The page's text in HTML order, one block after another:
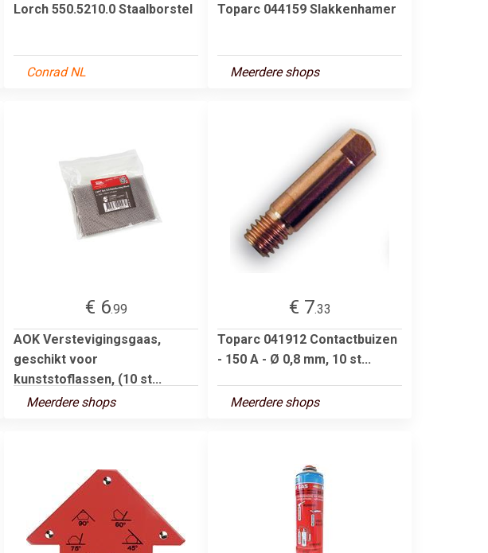
Lorch 550.5210.0 Staalborstel
Conrad NL
Toparc 044159 Slakkenhamer
Meerdere shops
€ 6.99
AOK Verstevigingsgaas,
geschikt voor
kunststoflassen, (10 st...
Meerdere shops
€ 7.33
Toparc 041912 Contactbuizen
- 150 A - Ø 0,8 mm, 10 st...
Meerdere shops